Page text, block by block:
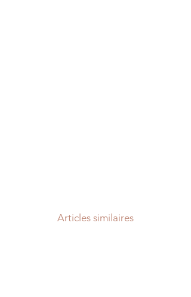
Articles similaires